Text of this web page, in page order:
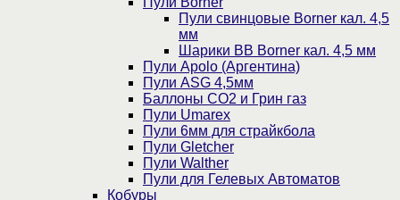
Пули свинцовые Borner кал. 4,5
мм
Шарики BB Borner кал. 4,5 мм
Пули Apolo (Аргентина)
Пули ASG 4,5мм
Баллоны CO2 и Грин газ
Пули Umarex
Пули 6мм для страйкбола
Пули Gletcher
Пули Walther
Пули для Гелевых Автоматов
Кобуры